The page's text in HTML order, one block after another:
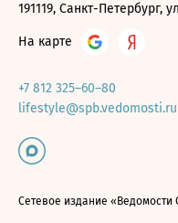
191119, Санкт-Петербург,
На карте
+7 812 325–60–80
lifestyle@spb.vedomosti.ru
Сетевое издание «Ведомости